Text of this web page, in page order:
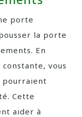
porte
la porte
En
vous
pourraient
Cette
aider à